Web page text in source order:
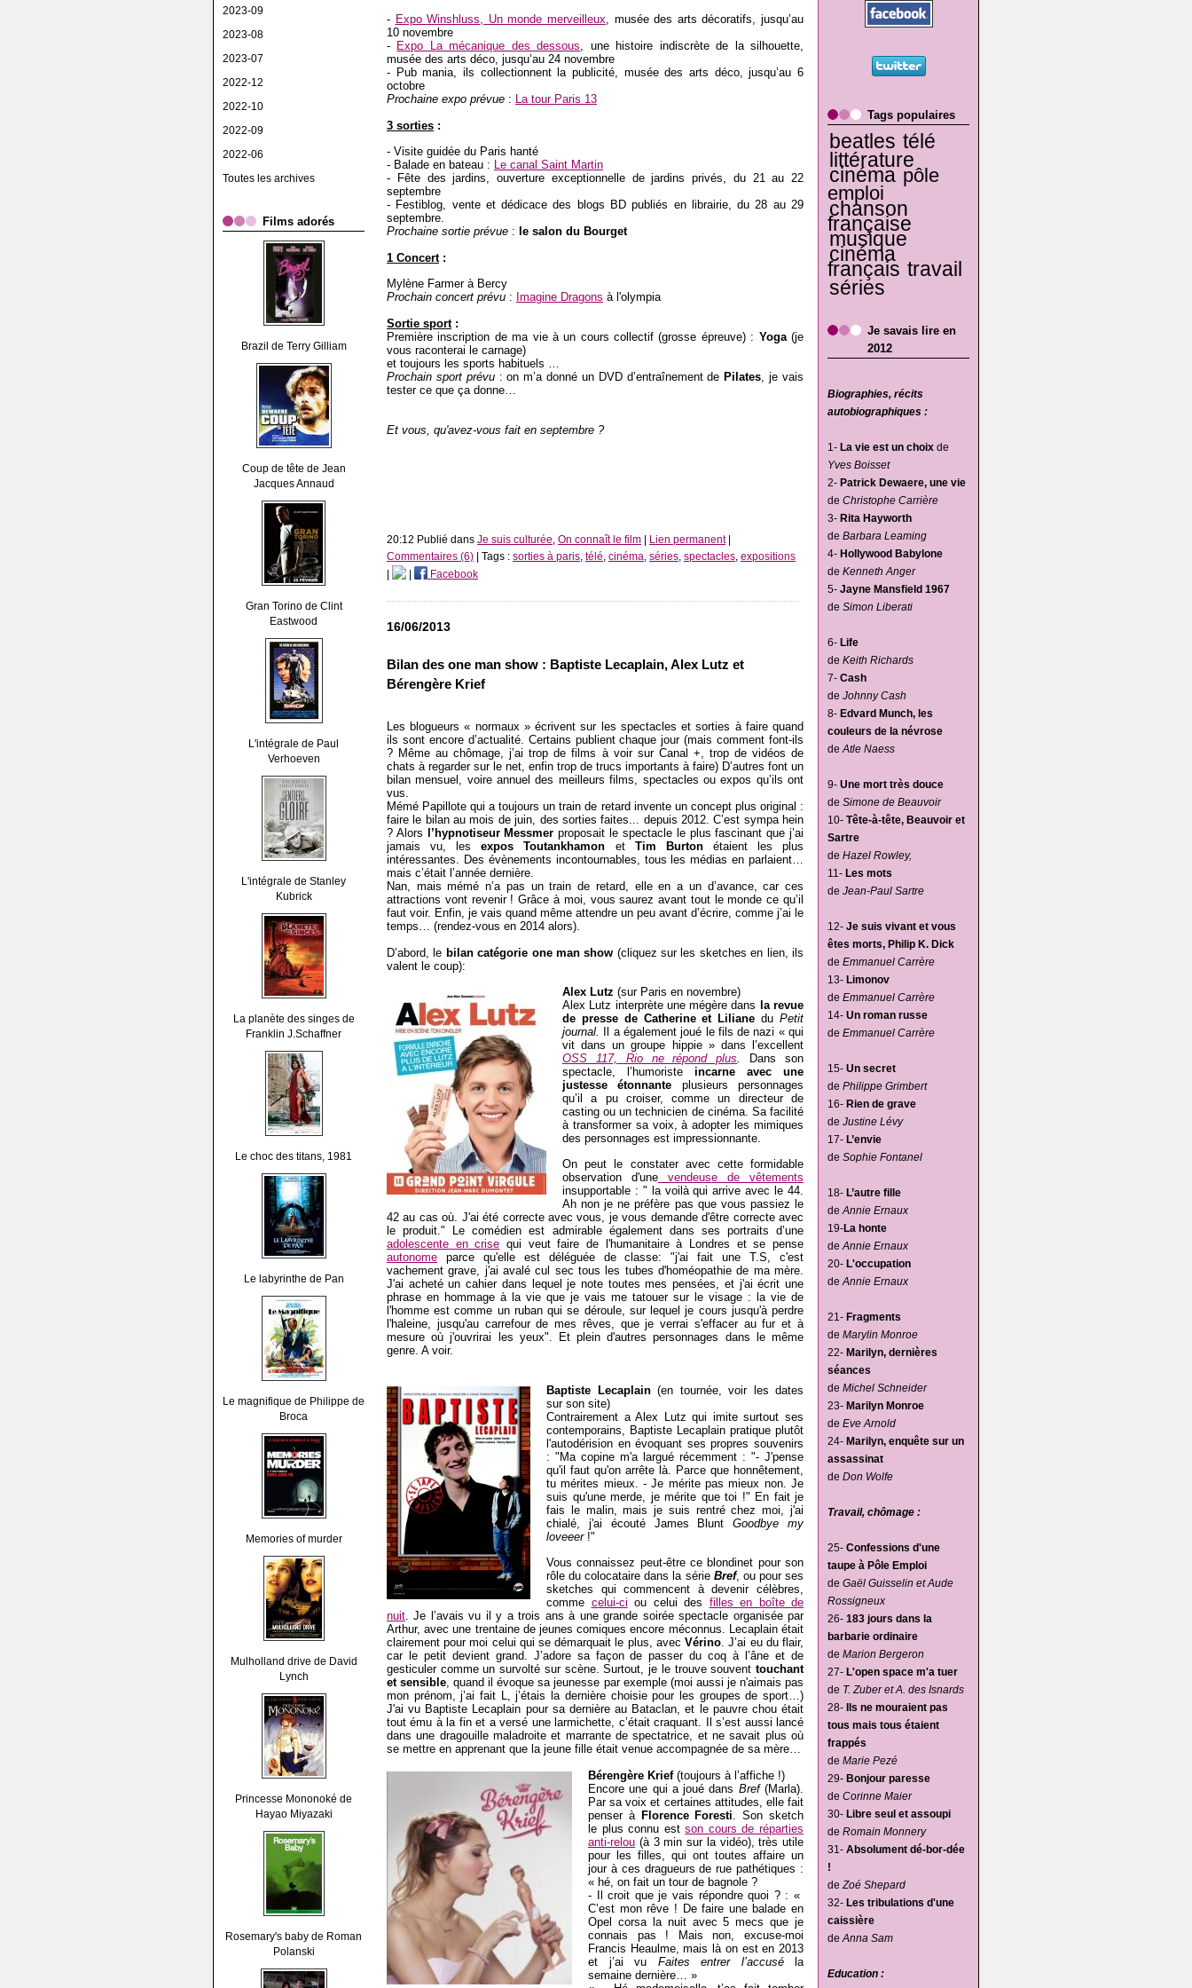
2023-09
2023-08
2023-07
2022-12
2022-10
2022-09
2022-06
Toutes les archives
Films adorés
Brazil de Terry Gilliam
Coup de tête de Jean
Jacques Annaud
Gran Torino de Clint
Eastwood
L'intégrale de Paul
Verhoeven
L'intégrale de Stanley
Kubrick
La planète des singes de
Franklin J.Schaffner
Le choc des titans, 1981
Le labyrinthe de Pan
Le magnifique de Philippe de
Broca
Memories of murder
Mulholland drive de David
Lynch
Princesse Mononoké de
Hayao Miyazaki
Rosemary's baby de Roman
Polanski
Tags populaires
beatles télé
littérature
cinéma pôle
emploi
chanson
française
musique
cinéma
français travail
séries
Je savais lire en
2012
Biographies, récits
autobiographiques :
1- La vie est un choix de
Yves Boisset
2- Patrick Dewaere, une vie
de Christophe Carrière
3- Rita Hayworth
de Barbara Leaming
4- Hollywood Babylone
de Kenneth Anger
5- Jayne Mansfield 1967
de Simon Liberati
6- Life
de Keith Richards
7- Cash
de Johnny Cash
8- Edvard Munch, les
couleurs de la névrose
deAtle Naess
9- Une mort très douce
de Simone de Beauvoir
10- Tête-à-tête, Beauvoir et
Sartre
de Hazel Rowley,
11- Les mots
de Jean-Paul Sartre
12- Je suis vivant et vous
êtes morts, Philip K. Dick
de Emmanuel Carrère
13- Limonov
de Emmanuel Carrère
14- Un roman russe
de Emmanuel Carrère
15- Un secret
de Philippe Grimbert
16- Rien de grave
de Justine Lévy
17- L’envie
de Sophie Fontanel
18- L’autre fille
deAnnie Ernaux
19-La honte
deAnnie Ernaux
20- L'occupation
deAnnie Ernaux
21- Fragments
de Marylin Monroe
22- Marilyn, dernières
séances
de Michel Schneider
23- Marilyn Monroe
de Eve Arnold
24- Marilyn, enquête sur un
assassinat
de Don Wolfe
Travail, chômage :
25- Confessions d'une
taupe à Pôle Emploi
de Gaël Guisselin et Aude
Rossigneux
26- 183 jours dans la
barbarie ordinaire
de Marion Bergeron
27- L'open space m'a tuer
de T. Zuber et A. des Isnards
28-
Ils ne mouraient pas
tous mais tous étaient
frappés
de Marie Pezé
29- Bonjour paresse
de Corinne Maier
30- Libre seul et assoupi
de Romain Monnery
31- Absolument dé-bor-dée
!
deZoé Shepard
32- Les tribulations d'une
caissière
deAnna Sam
Education :
- Expo Winshluss, Un monde merveilleux, musée des arts décoratifs, jusqu’au
10 novembre
- Expo La mécanique des dessous, une histoire indiscrète de la silhouette,
musée des arts déco, jusqu’au 24 novembre
- Pub mania, ils collectionnent la publicité, musée des arts déco, jusqu’au 6
octobre
Prochaine expo prévue : La tour Paris 13
3 sorties :
- Visite guidée du Paris hanté
- Balade en bateau : Le canal Saint Martin
- Fête des jardins, ouverture exceptionnelle de jardins privés, du 21 au 22
septembre
- Festiblog, vente et dédicace des blogs BD publiés en librairie, du 28 au 29
septembre.
Prochaine sortie prévue : le salon du Bourget
1 Concert:
Mylène Farmer à Bercy
Prochain concert prévu : Imagine Dragons à l'olympia
Sortie sport:
Première inscription de ma vie à un cours collectif (grosse épreuve) : Yoga(je
vous raconterai le carnage)
et toujours les sports habituels …
Prochain sport prévu: on m’a donné un DVD d’entraînement de Pilates, je vais
tester ce que ça donne…
Et vous, qu'avez-vous fait en septembre ?
20:12 Publié dans Je suis culturée On connaît le film Lien permanent|
Commentaires (6) | Tags : sorties à paris télé cinéma séries spectacles expositions
Facebook
16/06/2013
Bilan des one man show : Baptiste Lecaplain, Alex Lutz et
Bérengère Krief
Les blogueurs « normaux » écrivent sur les spectacles et sorties à faire quand
ils sont encore d’actualité. Certains publient chaque jour (mais comment font-ils
? Même au chômage, j’ai trop de films à voir sur Canal +, trop de vidéos de
chats à regarder sur le net, enfin trop de trucs importants à faire) D’autres font un
bilan mensuel, voire annuel des meilleurs films, spectacles ou expos qu’ils ont
vus.
Mémé Papillote qui a toujours un train de retard invente un concept plus original :
faire le bilan au mois de juin, des sorties faites... depuis 2012. C’est sympa hein
? Alors
l’hypnotiseur Messmer proposait le spectacle le plus fascinant que j’ai
jamais vu, lesexpos Toutankhamon etTim Burtonétaient les plus
intéressantes. Des évènements incontournables, tous les médias en parlaient…
mais c’était l’année dernière.
Nan, mais mémé n’a pas un train de retard, elle en a un d’avance, car ces
attractions vont revenir ! Grâce à moi, vous saurez avant tout le monde ce qu’il
faut voir. Enfin, je vais quand même attendre un peu avant d’écrire, comme j’ai le
temps… (rendez-vous en 2014 alors).
D’abord, le bilan catégorie one man show (cliquez sur les sketches en lien, ils
valent le coup):
Alex Lutz(sur Paris en novembre)
Alex Lutz interprète une mégère dans
la revue
de presse de Catherine et Liliane duPetit
journal.
Il a également joué le fils de nazi « qui
vit dans un groupe hippie » dans l’excellent
OSS 117, Rio ne répond plus.
Dans son
spectacle, l’humoristeincarne avec une
justesse étonnante plusieurs personnages
qu’il a pu croiser, comme un directeur de
casting ou un technicien de cinéma. Sa facilité
à transformer sa voix, à adopter les mimiques
des personnages est impressionnante.
On peut le constater avec cette formidable
observation d'une vendeuse de vêtements
insupportable : " la voilà qui arrive avec le 44.
Ah non je ne préfère pas que vous passiez le
42 au cas où. J'ai été correcte avec vous, je vous demande d'être correcte avec
le produit." Le comédien est admirable également dans ses portraits d’une
adolescente en crise qui veut faire de l'humanitaire à Londres et se pense
autonome parce qu'elle est déléguée de classe: "j'ai fait une T.S, c'est
vachement grave, j'ai avalé cul sec tous les tubes d'homéopathie de ma mère.
J'ai acheté un cahier dans lequel je note toutes mes pensées, et j'ai écrit une
phrase en hommage à la vie que je vais me tatouer sur le visage : la vie de
l'homme est comme un ruban qui se déroule, sur lequel je cours jusqu'à perdre
l'haleine, jusqu'au carrefour de mes rêves, que je verrai s'effacer au fur et à
mesure où j'ouvrirai les yeux". Et plein d'autres personnages dans le même
genre. A voir.
Baptiste Lecaplain(en tournée, voir les dates
sur son site)
Contrairement a Alex Lutz qui imite surtout ses
contemporains, Baptiste Lecaplain pratique plutôt
l'autodérision en évoquant ses propres souvenirs
: "Ma copine m'a largué récemment : "- J'pense
qu'il faut qu'on arrête là. Parce que honnêtement,
tu mérites mieux. - Je mérite pas mieux non. Je
suis qu'une merde, je mérite que toi !" En fait je
fais le malin, mais je suis rentré chez moi, j'ai
chialé, j'ai écouté James BluntGoodbye my
loveeer!"
Vous connaissez peut-être ce blondinet pour son
rôle du colocataire dans la série Bref, ou pour ses
sketches qui commencent à devenir célèbres,
comme celui-ci ou celui des filles en boîte de
nuit. Je l’avais vu il y a trois ans à une grande soirée spectacle organisée par
Arthur, avec une trentaine de jeunes comiques encore méconnus. Lecaplain était
clairement pour moi celui qui se démarquait le plus, avecVérino. J’ai eu du flair,
car le petit devient grand. J’adore sa façon de passer du coq à l’âne et de
gesticuler comme un survolté sur scène. Surtout, je le trouve souvent touchant
et sensible, quand il évoque sa jeunesse par exemple (moi aussi je n'aimais pas
mon prénom, j’ai fait L, j’étais la dernière choisie pour les groupes de sport…)
J'ai vu Baptiste Lecaplain pour sa dernière au Bataclan, et le pauvre chou était
tout ému à la fin et a versé une larmichette, c’était craquant. Il s’est aussi lancé
dans une dragouille maladroite et marrante de spectatrice, et ne savait plus où
se mettre en apprenant que la jeune fille était venue accompagnée de sa mère…
Bérengère Krief(toujours à l’affiche !)
Encore une qui a joué dans Bref(Marla).
Par sa voix et certaines attitudes, elle fait
penser à Florence Foresti. Son sketch
le plus connu estson cours de réparties
anti-relou (à 3 min sur la vidéo), très utile
pour les filles, qui ont toutes affaire un
jour à ces dragueurs de rue pathétiques :
« hé, on fait un tour de bagnole ?
- Il croit que je vais répondre quoi ? : «
C’est mon rêve ! De faire une balade en
Opel corsa la nuit avec 5 mecs que je
connais pas ! Mais non, excuse-moi
Francis Heaulme, mais là on est en 2013
et j’ai vu Faites entrer l’accuséla
semaine dernière… »